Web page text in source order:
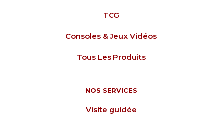
TCG
Consoles & Jeux Vidéos
Tous Les Produits
NOS SERVICES
Visite guidée